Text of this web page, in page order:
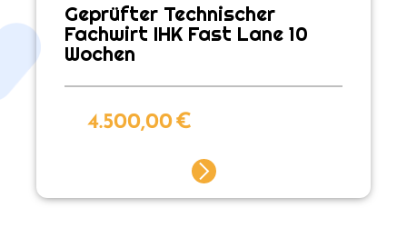
Geprüfter Technischer
Fachwirt IHK Fast Lane 10
Wochen
4.500,00€